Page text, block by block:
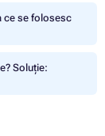
ce se folosesc
Soluție: